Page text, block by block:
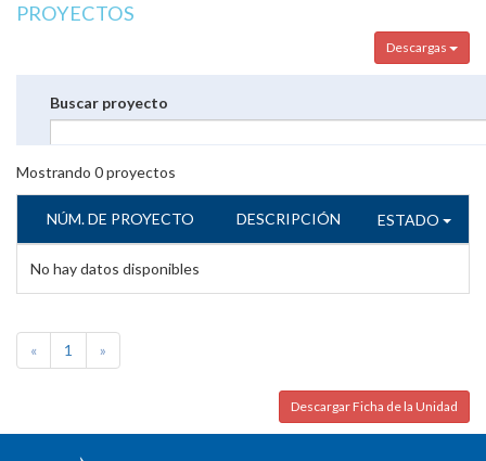
PROYECTOS
Descargas
Buscar proyecto
Mostrando 0proyectos
NÚM. DE PROYECTO DESCRIPCIÓN ESTADO
No hay datos disponibles
« 1 »
Descargar Ficha de la Unidad